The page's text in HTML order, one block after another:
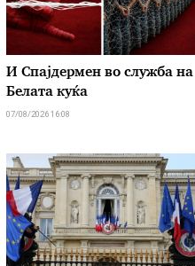
И Спајдермен во служба на
Белата куќа
07/08/2026 16:08